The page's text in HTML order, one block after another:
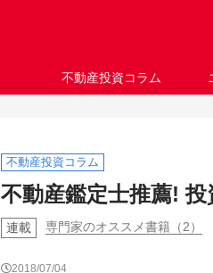
不動産投資コラム
不動産投資コラム
不動産鑑定士推薦!
連載 専門家のオススメ書籍（2）
2018/07/04